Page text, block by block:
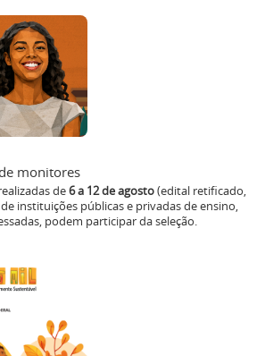
monitores
de6 a 12 de agosto(edital retificado,
instituições públicas e privadas de ensino,
podem participar da seleção.